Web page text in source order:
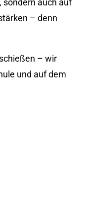
sondern auch auf
– denn
– wir
und auf dem